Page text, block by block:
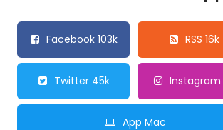
Facebook 103k RSS 16k
Twitter 45k Instagram
App Mac